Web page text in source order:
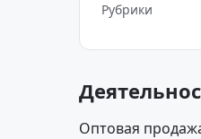
Рубрики
Оптовая